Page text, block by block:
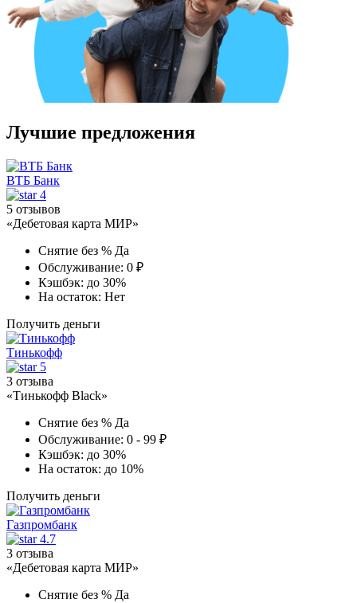
Лучшие предложения
ВТБ Банк
4
5 отзывов
«Дебетовая карта МИР»
Снятие без % Да
Обслуживание: 0 ₽
Кэшбэк: до 30%
На остаток: Нет
Получить деньги
Тинькофф
5
3 отзыва
«Тинькофф Black»
Снятие без % Да
Обслуживание: 0 - 99 ₽
Кэшбэк: до 30%
На остаток: до 10%
Получить деньги
Газпромбанк
4.7
3 отзыва
«Дебетовая карта МИР»
Снятие без % Да